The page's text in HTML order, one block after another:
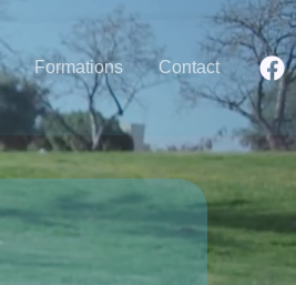
Formations Contact